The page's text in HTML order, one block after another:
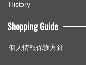
History
Shopping Guide
個人情報保護方針